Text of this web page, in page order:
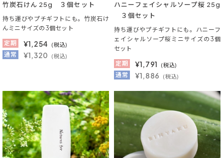
竹炭石けん 25g ３個セット
持ち運びやプチギフトにも。竹炭石け
んミニサイズの3個セット
定期
¥1,254 (税込)
通常 ¥1,320 (税込)
ハニーフェイシャルソープ桜 25g
３個セット
持ち運びやプチギフトにも。ハニーフ
ェイシャルソープ桜ミニサイズの3個
セット
定期
¥1,791 (税込)
通常 ¥1,886 (税込)